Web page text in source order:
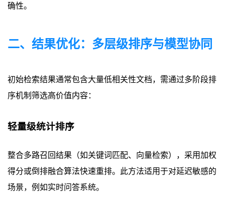
确性。
二、结果优化：多层级排序与模型协同
初始检索结果通常包含大量低相关性文档，需通过多阶段排
序机制筛选高价值内容：
轻量级统计排序
整合多路召回结果（如关键词匹配、向量检索），采用加权
得分或倒排融合算法快速重排。此方法适用于对延迟敏感的
场景，例如实时问答系统。